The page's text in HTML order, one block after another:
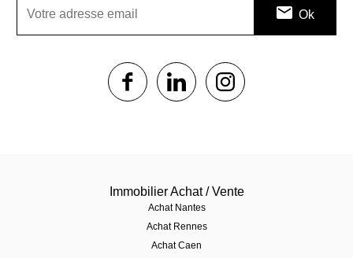
1$s 1$s
Immobilier Achat / Vente
Achat Nantes
Achat Rennes
Achat Caen